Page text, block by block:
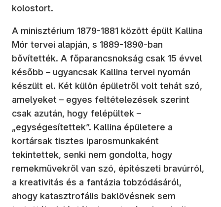
kolostort.
A minisztérium 1879-1881 között épült Kallina
Mór tervei alapján, s 1889-1890-ban
bővítették. A főparancsnokság csak 15 évvel
később – ugyancsak Kallina tervei nyomán
készült el. Két külön épületről volt tehát szó,
amelyeket – egyes feltételezések szerint
csak azután, hogy felépültek –
„egységesítettek”. Kallina épületere a
kortársak tisztes iparosmunkaként
tekintettek, senki nem gondolta, hogy
remekművekről van szó, építészeti bravúrról,
a kreativitás és a fantázia tobzódásáról,
ahogy katasztrofális baklövésnek sem